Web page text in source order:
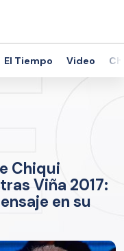
El Tiempo Video
Chiqui
Viña 2017:
en su